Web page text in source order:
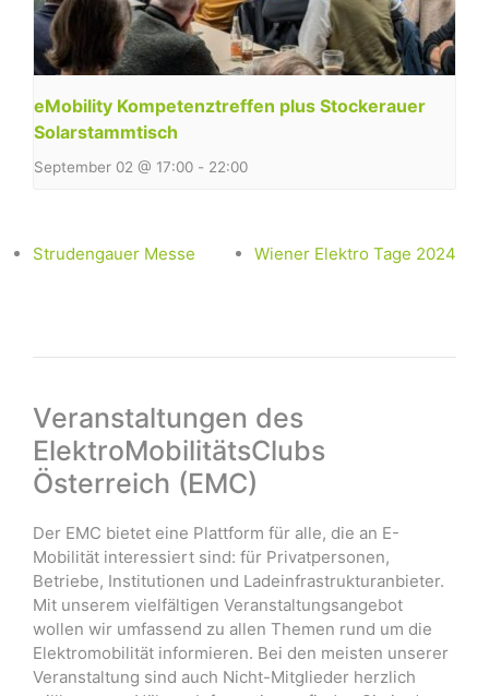
eMobility Kompetenztreffen plus Stockerauer
Solarstammtisch
September 02 @ 17:00 - 22:00
Strudengauer Messe Wiener Elektro Tage 2024
Veranstaltungen des
ElektroMobilitätsClubs
Österreich (EMC)
Der EMC bietet eine Plattform für alle, die an E-
Mobilität interessiert sind: für Privatpersonen,
Betriebe, Institutionen und Ladeinfrastrukturanbieter.
Mit unserem vielfältigen Veranstaltungsangebot
wollen wir umfassend zu allen Themen rund um die
Elektromobilität informieren. Bei den meisten unserer
Veranstaltung sind auch Nicht-Mitglieder herzlich